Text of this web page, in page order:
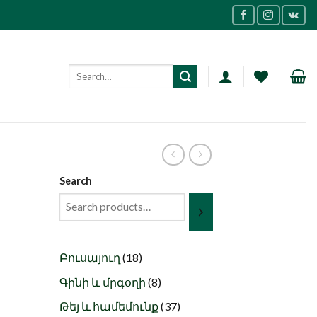
Search
Բուսայուղ 1818
products
Գինի և մրգօղի 88
Թեյ և համեմունք 3737